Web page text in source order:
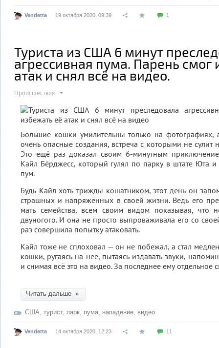
Vendetta 19 октября 2020, 09:39 1
Туриста из США 6 минут
агрессивная пума. Парень смог
атак и снял всё на видео.
Происшествия
Большие кошки умилительны только на
очень опасные создания, встреча с которыми не сулит
Это ещё раз доказал своим 6-минутным
Кайл Бёрджесс, который гулял по парку в штате Юта и
пум.
Будь Кайл хоть трижды кошатником, этот день он
страшных и напряжённых в своей жизни. Ведь его
мать семейства, всем своим видом показывая, что
двуногого. И она не просто выпроваживала его со
раз совершила попытку атаковать.
Кайл тоже не сплоховал — он не побежал, а стал
кошки, ругаясь на неё, пытаясь издавать звуки,
и снимая всё это на видео. За последнее ему отдельное
Читать дальше »
США турист, парк пума нападение видео
Vendetta 14 октября 2020, 12:23 11